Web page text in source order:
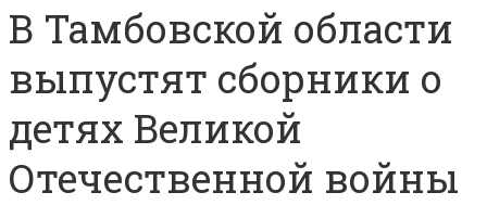
В Тамбовской области
выпустят сборники о
детях Великой
Отечественной войны